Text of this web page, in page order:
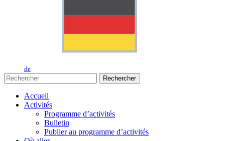
de
Rechercher
Accueil
Activités
Programme d’activités
Bulletin
Publier au programme d’activités